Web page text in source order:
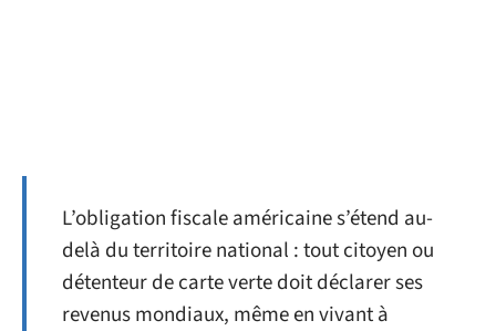
L’obligation fiscale américaine s’étend au-
delà du territoire national : tout citoyen ou
détenteur de carte verte doit déclarer ses
revenus mondiaux, même en vivant à